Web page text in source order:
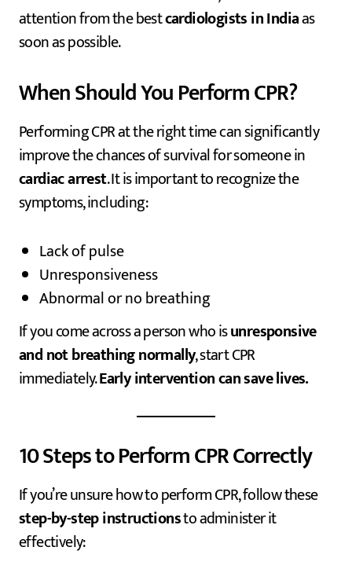
attention from the bestcardiologists in Indiaas
soon as possible.
When Should You Perform CPR?
Performing CPR at the right time can significantly
improve the chances of survival for someone in
cardiac arrest. It is important to recognize the
symptoms, including:
Lack of pulse
Unresponsiveness
Abnormal or no breathing
If you come across a person who isunresponsive
and not breathing normally, start CPR
immediately.Early intervention can save lives.
10 Steps to Perform CPR Correctly
If you’re unsure how to perform CPR, follow these
step-by-step instructionsto administer it
effectively: